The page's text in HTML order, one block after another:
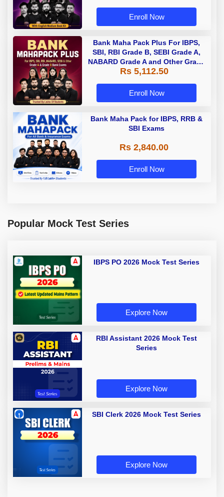
Enroll Now
Bank Maha Pack Plus For IBPS,
SBI, RBI Grade B, SEBI Grade A,
NABARD Grade A and Other Grade
A & Grade B Bank Exams
Rs 5,112.50
Enroll Now
Bank Maha Pack for IBPS, RRB &
SBI Exams
Rs 2,840.00
Enroll Now
Popular Mock Test Series
IBPS PO 2026 Mock Test Series
Explore Now
RBI Assistant 2026 Mock Test
Series
Explore Now
SBI Clerk 2026 Mock Test Series
Explore Now